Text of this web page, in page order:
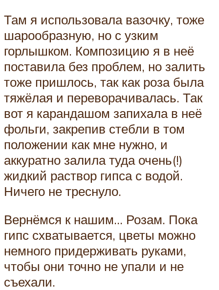
Там я использовала вазочку, тоже
шарообразную, но с узким
горлышком. Композицию я в неё
поставила без проблем, но залить
тоже пришлось, так как роза была
тяжёлая и переворачивалась. Так
вот я карандашом запихала в неё
фольги, закрепив стебли в том
положении как мне нужно, и
аккуратно залила туда очень(!)
жидкий раствор гипса с водой.
Ничего не треснуло.
Вернёмся к нашим… Розам. Пока
гипс схватывается, цветы можно
немного придерживать руками,
чтобы они точно не упали и не
съехали.